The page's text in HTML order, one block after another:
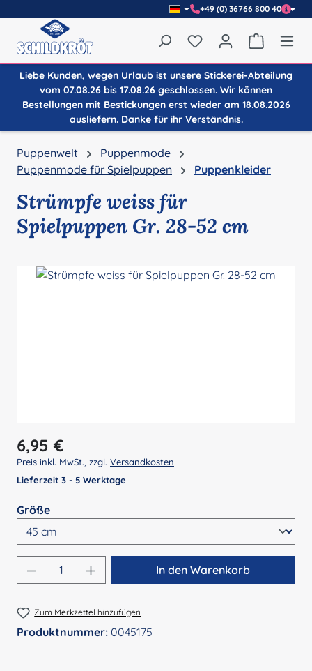
+49 (0) 36766 800 40
Du hast 0 Produkte
Liebe Kunden, wegen Urlaub ist unsere Stickerei-Abteilung
vom 07.08.26 bis 17.08.26 geschlossen. Wir können
Bestellungen mit Bestickungen erst wieder am 18.08.2026
ausliefern. Danke für ihr Verständnis.
Puppenwelt
Puppenmode
Puppenmode für Spielpuppen
Puppenkleider
Strümpfe weiss für
Spielpuppen Gr. 28-52 cm
Regulärer Preis:
6,95 €
Preis inkl. MwSt., zzgl. Versandkosten
Lieferzeit 3 - 5 Werktage
Größeauswählen
Produkt Anzahl: Gib den gewünschten
In den Warenkorb
Zum Merkzettel hinzufügen
Produktnummer: 0045175